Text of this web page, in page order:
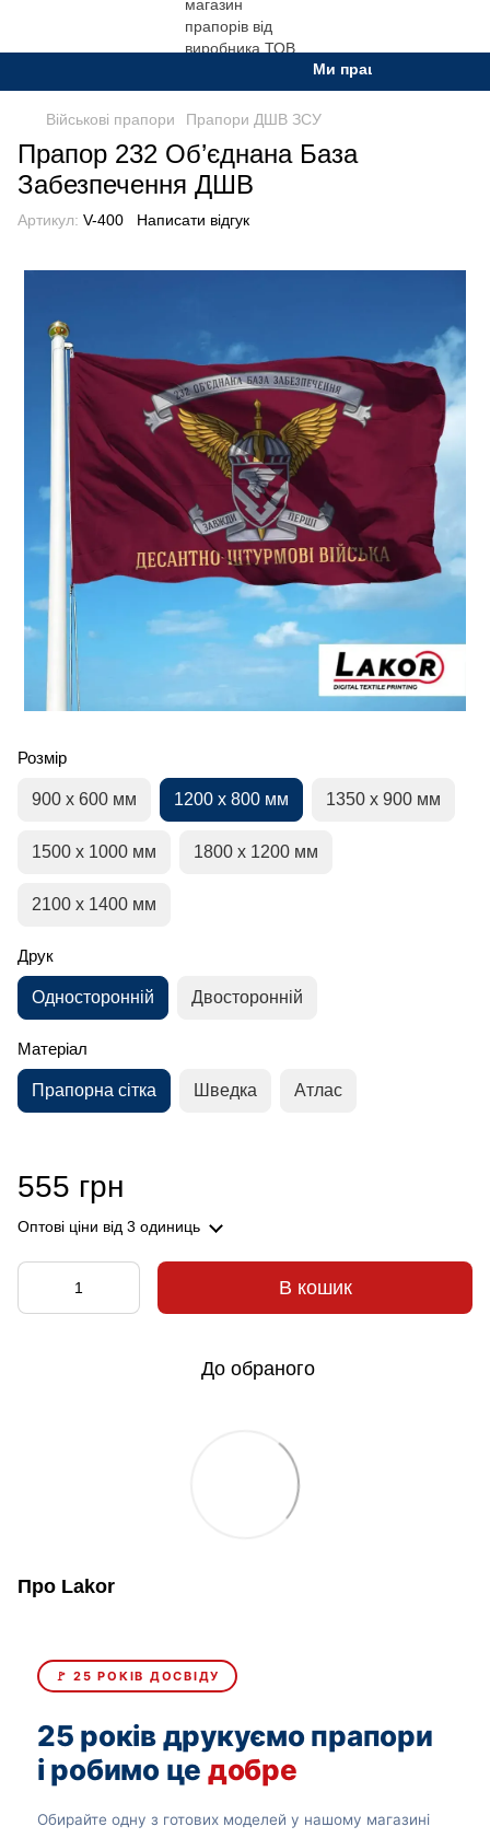
Ми працюємо. Все буде
Військові прапори Прапори ДШВ ЗСУ
Прапор 232 Об’єднана База
Забезпечення ДШВ
Артикул: V-400 Написати відгук
Розмір
900 х 600 мм 1200 х 800 мм 1350 х 900 мм
1500 х 1000 мм 1800 х 1200 мм
2100 х 1400 мм
Друк
Односторонній Двосторонній
Матеріал
Прапорна сітка Шведка Атлас
555 грн
Оптові ціни від 3 одиниць
В кошик
До обраного
Про Lakor
🚩 25 РОКІВ ДОСВІДУ
25 років друкуємо прапори
і робимо це добре
Обирайте одну з готових моделей у нашому магазині